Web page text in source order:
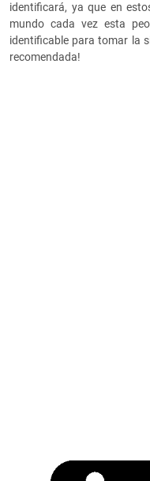
identificará, ya que en
mundo cada vez esta
identificable para tomar la
recomendada!